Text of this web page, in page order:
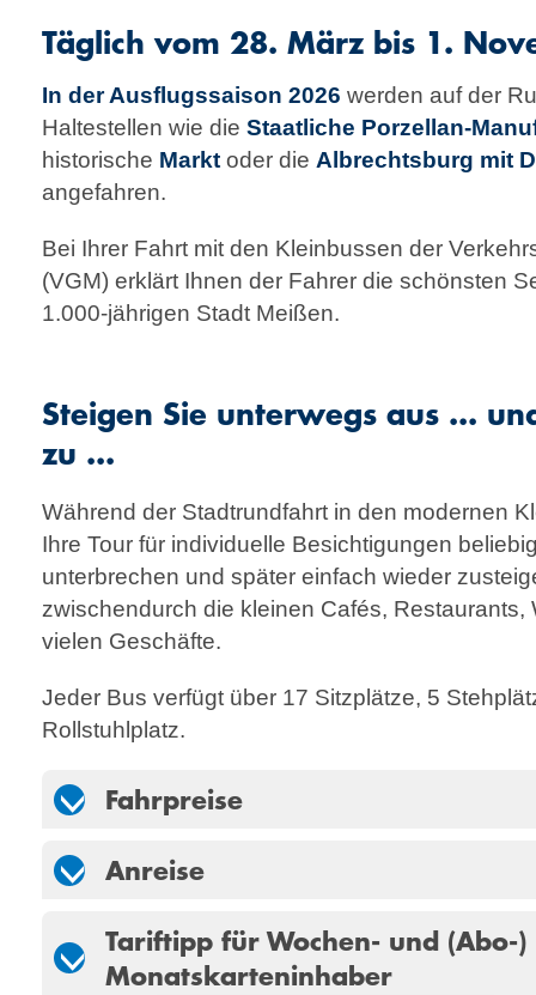
Täglich vom 28. März bis 1.
In der Ausflugssaison 2026 werden auf der
Haltestellen wie die Staatliche Porzellan-
historische Markt oder die Albrechtsburg mit
angefahren.
Bei Ihrer Fahrt mit den Kleinbussen der
(VGM) erklärt Ihnen der Fahrer die schönsten
1.000-jährigen Stadt Meißen.
Steigen Sie unterwegs aus ...
zu ...
Während der Stadtrundfahrt in den modernen
Ihre Tour für indi­vi­duelle Besichtigungen
unterbrechen und später einfach wieder
zwischen­durch die kleinen Cafés, Restau­rants,
vielen Geschäfte.
Jeder Bus verfügt über 17 Sitzplätze, 5
Rollstuhlplatz.
Fahrpreise
Anreise
Tariftipp für Wochen- und (Abo-)
Monatskarteninhaber